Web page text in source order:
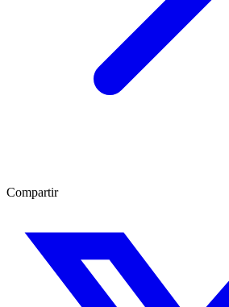
Compartir